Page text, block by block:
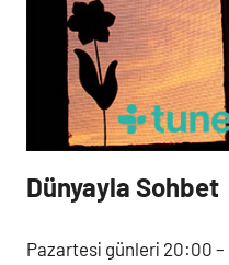
PazartesiProgramlar
Dünyayla Sohbet
Pazartesi günleri 20:00 –